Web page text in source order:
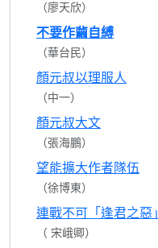
（廖天欣）
不要作繭自縛
（華台民）
顏元叔以理服人
（中一）
顏元叔大文
（張海鵬）
望能擴大作者隊伍
（徐博東）
連戰不可「逢君之惡」
（ 宋峨卿）